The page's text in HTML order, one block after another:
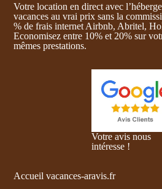
Votre location en direct avec
vacances au vrai prix sans la
% de frais internet Airbnb, Abritel,
Economisez entre 10% et 20% sur
mêmes prestations.
Votre avis nous
intéresse !
Accueil vacances-aravis.fr